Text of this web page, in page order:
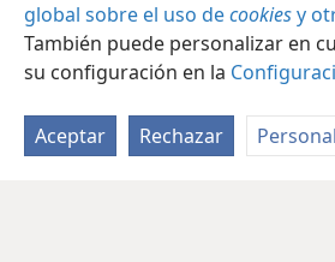
global sobre el uso decookiesy
También puede personalizar en
su configuración en la
Aceptar Rechazar